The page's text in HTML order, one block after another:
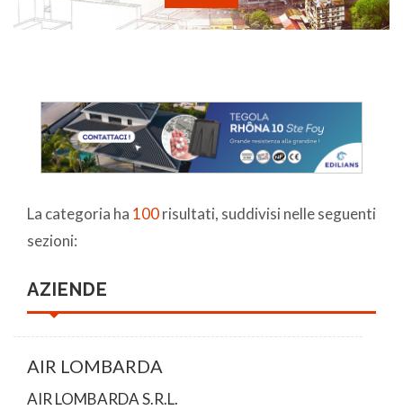
La categoria ha 100risultati, suddivisi nelle seguenti
sezioni:
AZIENDE
AIR LOMBARDA
AIR LOMBARDA S.R.L.